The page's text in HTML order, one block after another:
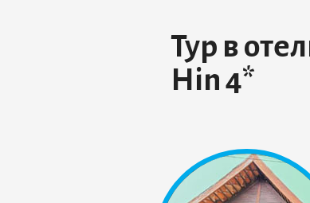
Тур в
Hin 4*